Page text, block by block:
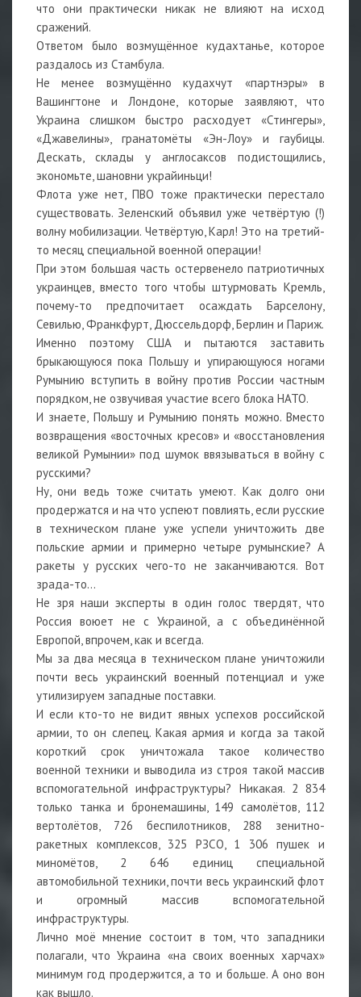
что они практически никак не влияют на исход
сражений.
Ответом было возмущённое кудахтанье, которое
раздалось из Стамбула.
Не менее возмущённо кудахчут «партнэры» в
Вашингтоне и Лондоне, которые заявляют, что
Украина слишком быстро расходует «Стингеры»,
«Джавелины», гранатомёты «Эн-Лоу» и гаубицы.
Дескать, склады у англосаксов подистощились,
экономьте, шановни украйиньци!
Флота уже нет, ПВО тоже практически перестало
существовать. Зеленский объявил уже четвёртую (!)
волну мобилизации. Четвёртую, Карл! Это на третий-
то месяц специальной военной операции!
При этом большая часть остервенело патриотичных
украинцев, вместо того чтобы штурмовать Кремль,
почему-то предпочитает осаждать Барселону,
Севилью, Франкфурт, Дюссельдорф, Берлин и Париж.
Именно поэтому США и пытаются заставить
брыкающуюся пока Польшу и упирающуюся ногами
Румынию вступить в войну против России частным
порядком, не озвучивая участие всего блока НАТО.
И знаете, Польшу и Румынию понять можно. Вместо
возвращения «восточных кресов» и «восстановления
великой Румынии» под шумок ввязываться в войну с
русскими?
Ну, они ведь тоже считать умеют. Как долго они
продержатся и на что успеют повлиять, если русские
в техническом плане уже успели уничтожить две
польские армии и примерно четыре румынские? А
ракеты у русских чего-то не заканчиваются. Вот
зрада-то…
Не зря наши эксперты в один голос твердят, что
Россия воюет не с Украиной, а с объединённой
Европой, впрочем, как и всегда.
Мы за два месяца в техническом плане уничтожили
почти весь украинский военный потенциал и уже
утилизируем западные поставки.
И если кто-то не видит явных успехов российской
армии, то он слепец. Какая армия и когда за такой
короткий срок уничтожала такое количество
военной техники и выводила из строя такой массив
вспомогательной инфраструктуры? Никакая. 2 834
только танка и бронемашины, 149 самолётов, 112
вертолётов, 726 беспилотников, 288 зенитно-
ракетных комплексов, 325 РЗСО, 1 306 пушек и
миномётов, 2 646 единиц специальной
автомобильной техники, почти весь украинский флот
и огромный массив вспомогательной
инфраструктуры.
Лично моё мнение состоит в том, что западники
полагали, что Украина «на своих военных харчах»
минимум год продержится, а то и больше. А оно вон
как вышло.